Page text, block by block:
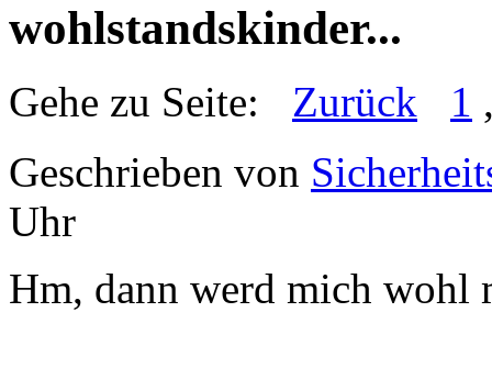
wohlstandskinder...
Gehe zu Seite: Zurück 1
Geschrieben von
Uhr
Hm, dann werd mich wohl